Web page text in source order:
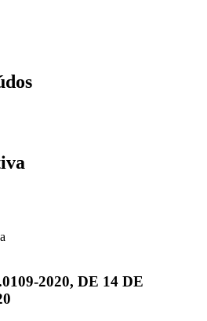
2020, DE 14 DE